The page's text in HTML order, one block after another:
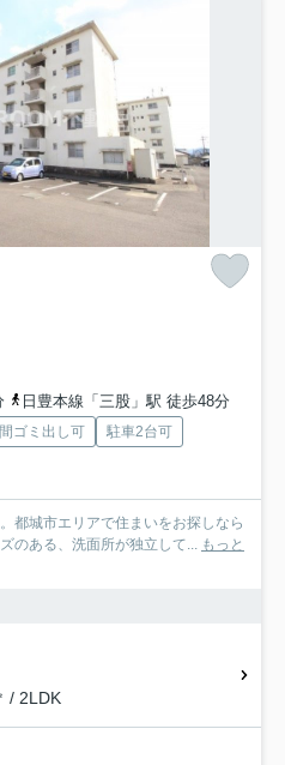
日豊本線「三股」駅 徒歩48分
ゴミ出し可
駐車2台可
都城市エリアで住まいをお探しなら
のある、洗面所が独立して... もっと
/ 2LDK